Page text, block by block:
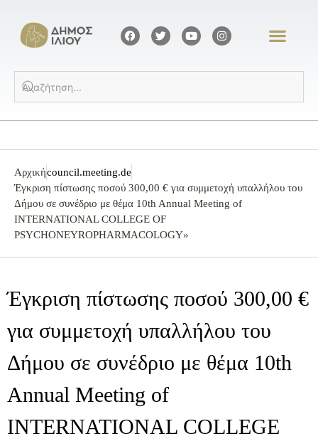
Αρχικήcouncil.meeting.de
Έγκριση πίστωσης ποσού 300,00 € για συμμετοχή υπαλλήλου του
Δήμου σε συνέδριο με θέμα 10th Annual Meeting of
INTERNATIONAL COLLEGE OF
PSYCHONEYROPHARMACOLOGY»
Έγκριση πίστωσης ποσού 300,00 €
για συμμετοχή υπαλλήλου του
Δήμου σε συνέδριο με θέμα 10th
Annual Meeting of
INTERNATIONAL COLLEGE